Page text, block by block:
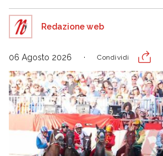
Redazione web
06 Agosto 2026 Condividi